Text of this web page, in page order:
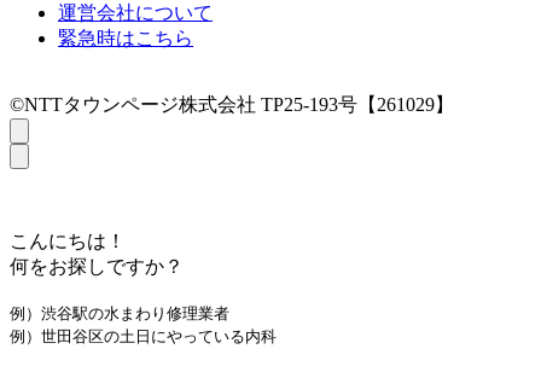
運営会社について
緊急時はこちら
©NTTタウンページ株式会社 TP25-193号【261029】
こんにちは！
何をお探しですか？
例）渋谷駅の水まわり修理業者
例）世田谷区の土日にやっている内科